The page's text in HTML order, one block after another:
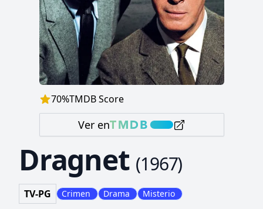
70%TMDB Score
Ver en
Dragnet (1967)
TV-PG Crimen Drama Misterio